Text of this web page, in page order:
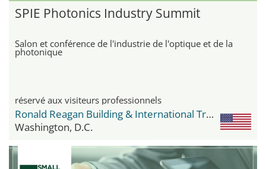
SPIE Photonics Industry Summit
Salon et conférence de l'industrie de l'optique et de la
photonique
réservé aux visiteurs professionnels
Ronald Reagan Building & International Trade Center
Washington, D.C.